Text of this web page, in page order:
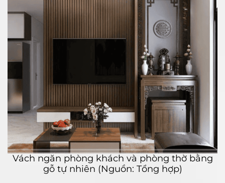
Vách ngăn phòng khách và phòng thờ bằng
gỗ tự nhiên (Nguồn: Tổng hợp)